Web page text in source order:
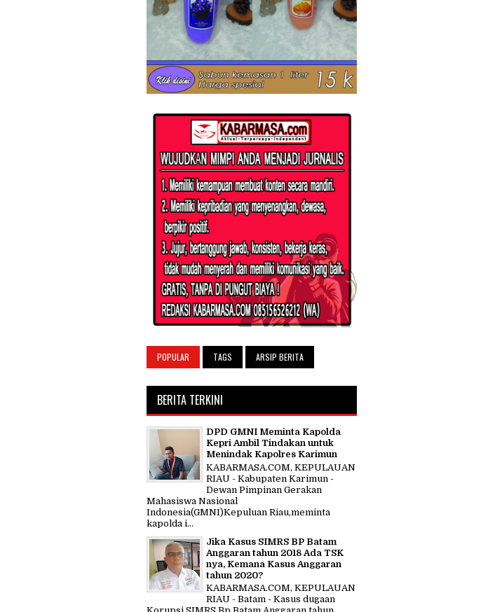
POPULAR TAGS ARSIP BERITA
BERITA TERKINI
DPD GMNI Meminta Kapolda
Kepri Ambil Tindakan untuk
Menindak Kapolres Karimun
KABARMASA.COM, KEPULAUAN
RIAU - Kabupaten Karimun -
Dewan Pimpinan Gerakan
Mahasiswa Nasional
Indonesia(GMNI)Kepuluan Riau,meminta
kapolda i...
Jika Kasus SIMRS BP Batam
Anggaran tahun 2018 Ada TSK
nya, Kemana Kasus Anggaran
tahun 2020?
KABARMASA.COM, KEPULAUAN
RIAU - Batam - Kasus dugaan